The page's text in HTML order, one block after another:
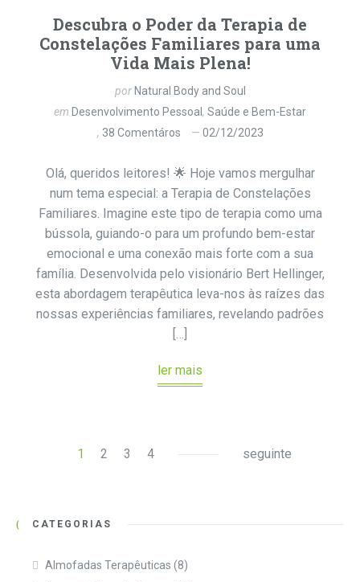
Descubra o Poder da Terapia de
Constelações Familiares para uma
Vida Mais Plena!
por Natural Body and Soul
em Desenvolvimento Pessoal , Saúde e Bem-Estar
38 Comentáros
02/12/2023
Olá, queridos leitores! 🌟 Hoje vamos mergulhar
num tema especial: a Terapia de Constelações
Familiares. Imagine este tipo de terapia como uma
bússola, guiando-o para um profundo bem-estar
emocional e uma conexão mais forte com a sua
família. Desenvolvida pelo visionário Bert Hellinger,
esta abordagem terapêutica leva-nos às raízes das
nossas experiências familiares, revelando padrões
[…]
ler mais
1 2 3 4 seguinte
CATEGORIAS
Almofadas Terapêuticas (8)